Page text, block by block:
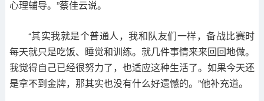
心理辅导。”蔡佳云说。
“其实我就是个普通人，我和队友们一样，备战比赛时
每天就只是吃饭、睡觉和训练。就几件事情来来回回地做。
我觉得自己已经很努力了，也适应这种生活了。如果今天还
是拿不到金牌，那其实也没有什么好遗憾的。”他补充道。